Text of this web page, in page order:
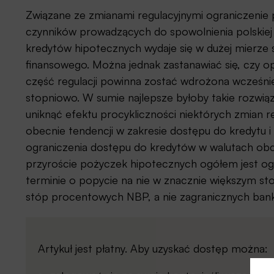
Związane ze zmianami regulacyjnymi
czynników prowadzących do spowolnienia
kredytów hipotecznych wydaje się w dużej mierze
finansowego. Można jednak zastanawiać się, czy
część regulacji powinna zostać wdrożona
stopniowo. W sumie najlepsze byłoby takie
uniknąć efektu procykliczności niektórych zmian
obecnie tendencji w zakresie dostępu do kredytu
ograniczenia dostępu do kredytów w walutach
przyroście pożyczek hipotecznych ogółem jest
terminie o popycie na nie w znacznie większym
stóp procentowych NBP, a nie zagranicznych
Artykuł jest płatny. Aby uzyskać dostęp można: